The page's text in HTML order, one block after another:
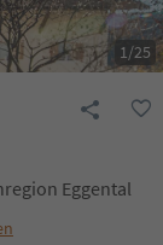
1/25
Eggental